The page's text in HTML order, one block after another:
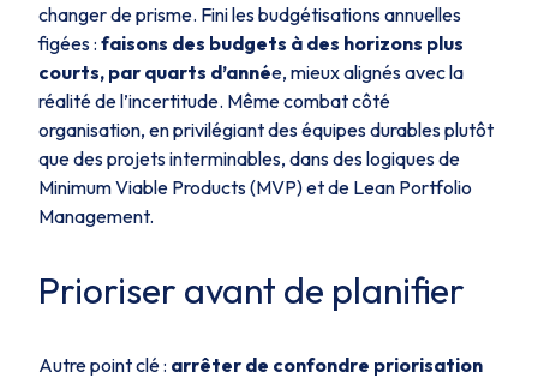
changer de prisme. Fini les budgétisations annuelles
figées : faisons des budgets à des horizons plus
courts, par quarts d’année, mieux alignés avec la
réalité de l’incertitude. Même combat côté
organisation, en privilégiant des équipes durables plutôt
que des projets interminables, dans des logiques de
Minimum Viable Products (MVP) et de Lean Portfolio
Management.
Prioriser avant de planifier
Autre point clé : arrêter de confondre priorisation